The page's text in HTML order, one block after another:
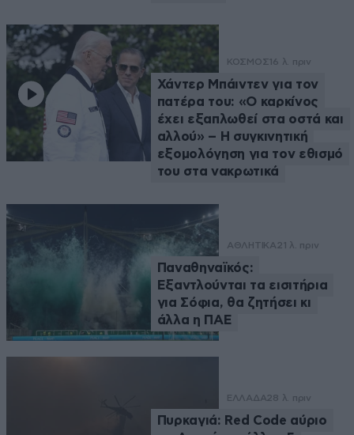
ΚΟΣΜΟΣ 16 λ. πριν
Χάντερ Μπάιντεν για τον
πατέρα του: «Ο καρκίνος
έχει εξαπλωθεί στα οστά και
αλλού» – Η συγκινητική
εξομολόγηση για τον εθισμό
του στα νακρωτικά
ΑΘΛΗΤΙΚΑ21 λ. πριν
Παναθηναϊκός:
Εξαντλούνται τα εισιτήρια
για Σόφια, θα ζητήσει κι
άλλα η ΠΑΕ
ΕΛΛΑΔΑ28 λ. πριν
Πυρκαγιά: Red Code αύριο